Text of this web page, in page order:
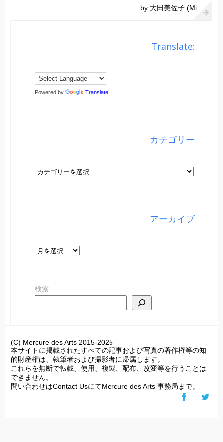
by 大田美佐子 (Mi...
Translate:
Powered by Translate
カテゴリー
カ
アーカイブ
ア
イ
検索
(C) Mercure des Arts 2015-2025
本サイトに掲載されたすべての記事および写真の著作権等の知
的財産権は、執筆者および撮影者に帰属します。
これらを無断で転載、使用、複製、配布、改変等を行うことは
できません。
問い合わせはContact UsにてMercure des Arts 事務局まで。